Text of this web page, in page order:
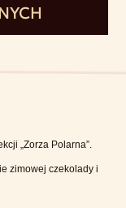
„Zorza Polarna”.
zimowej czekolady i